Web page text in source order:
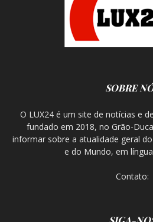
SOBRE
O LUX24 é um site de notícias e
fundado em 2018, no Grão-
informar sobre a atualidade geral
e do Mundo, em
Contato: